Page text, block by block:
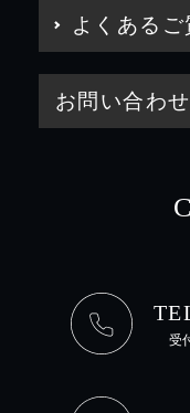
よくあるご
お問い合わせ
受